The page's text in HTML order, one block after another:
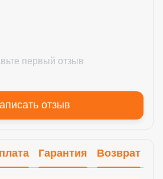
первый отзыв
отзыв
Гарантия Возврат